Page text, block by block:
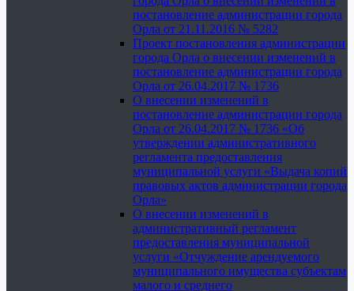
постановление администрации города
Орла от 21.11.2016 № 5282
Проект постановления администрации
города Орла о внесении изменений в
постановление администрации города
Орла от 26.04.2017 № 1736
О внесении изменений в
постановление администрации города
Орла от 26.04.2017 № 1736 «Об
утверждении административного
регламента предоставления
муниципальной услуги «Выдача копий
правовых актов администрации города
Орла»
О внесении изменений в
административный регламент
предоставления муниципальной
услуги «Отчуждение арендуемого
муниципального имущества субъектам
малого и среднего